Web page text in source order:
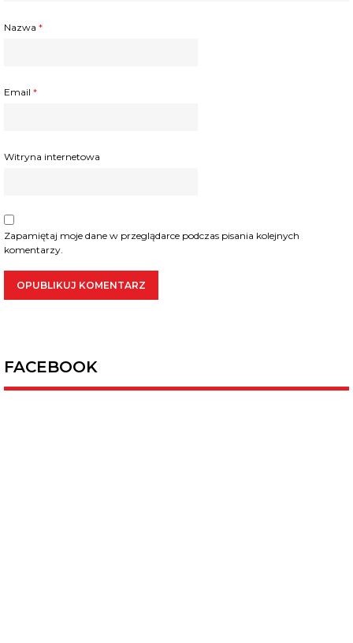
Nazwa *
Email *
Witryna internetowa
Zapamiętaj moje dane w przeglądarce podczas pisania kolejnych
komentarzy.
FACEBOOK